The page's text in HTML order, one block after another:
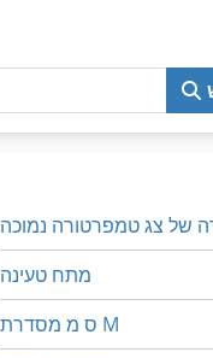
של צג טמפרטורה נמוכה
מתח טעינה
ס מ מסדרת M